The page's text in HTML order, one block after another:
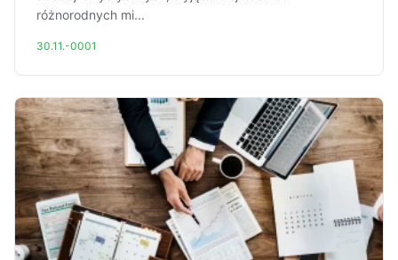
różnorodnych mi...
30.11.-0001